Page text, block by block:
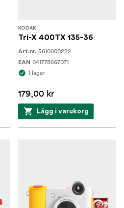
KODAK
Tri-X 400TX 135-36
Art.nr. 5610000222
EAN 041778667071
I lager
179,00 kr
Lägg i varukorg